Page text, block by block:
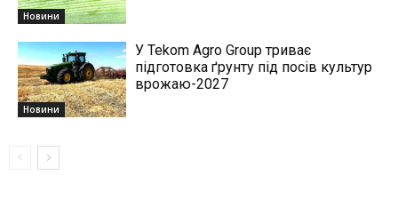
Новини
Новини
У Tekom Agro Group триває
підготовка ґрунту під посів культур
врожаю-2027